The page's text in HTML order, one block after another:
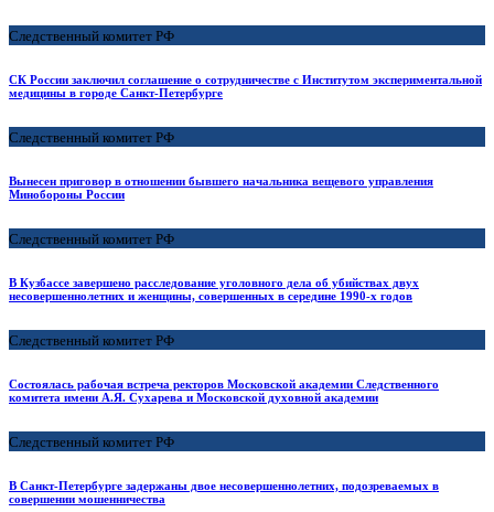
Следственный комитет РФ
СК России заключил соглашение о сотрудничестве с Институтом экспериментальной
медицины в городе Санкт-Петербурге
Следственный комитет РФ
Вынесен приговор в отношении бывшего начальника вещевого управления
Минобороны России
Следственный комитет РФ
В Кузбассе завершено расследование уголовного дела об убийствах двух
несовершеннолетних и женщины, совершенных в середине 1990-х годов
Следственный комитет РФ
Состоялась рабочая встреча ректоров Московской академии Следственного
комитета имени А.Я. Сухарева и Московской духовной академии
Следственный комитет РФ
В Санкт-Петербурге задержаны двое несовершеннолетних, подозреваемых в
совершении мошенничества